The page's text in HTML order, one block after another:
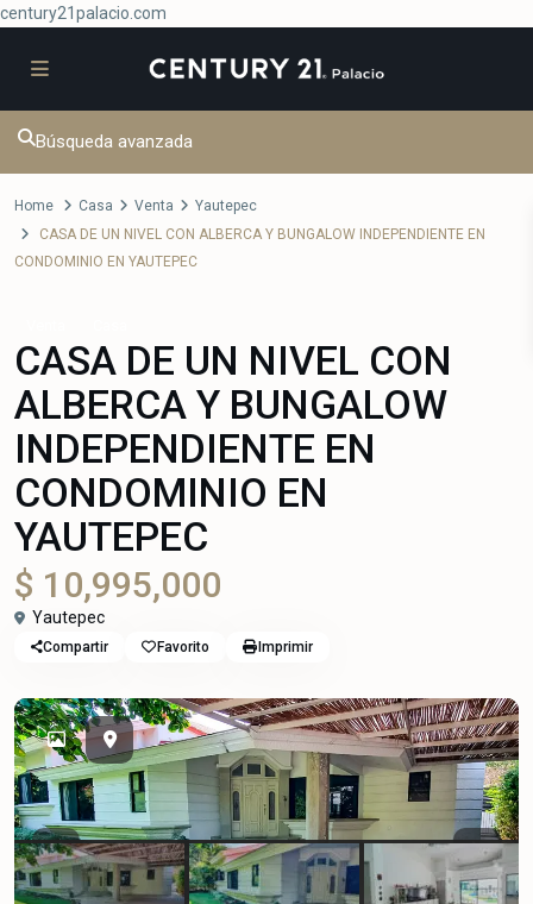
century21palacio.com
Búsqueda avanzada
Home Casa Venta
Yautepec
CASA DE UN NIVEL CON ALBERCA Y BUNGALOW INDEPENDIENTE EN
CONDOMINIO EN YAUTEPEC
CASA DE UN NIVEL CON
ALBERCA Y BUNGALOW
INDEPENDIENTE EN
CONDOMINIO EN
YAUTEPEC
$ 10,995,000
Yautepec
Compartir Favorito Imprimir
Previous